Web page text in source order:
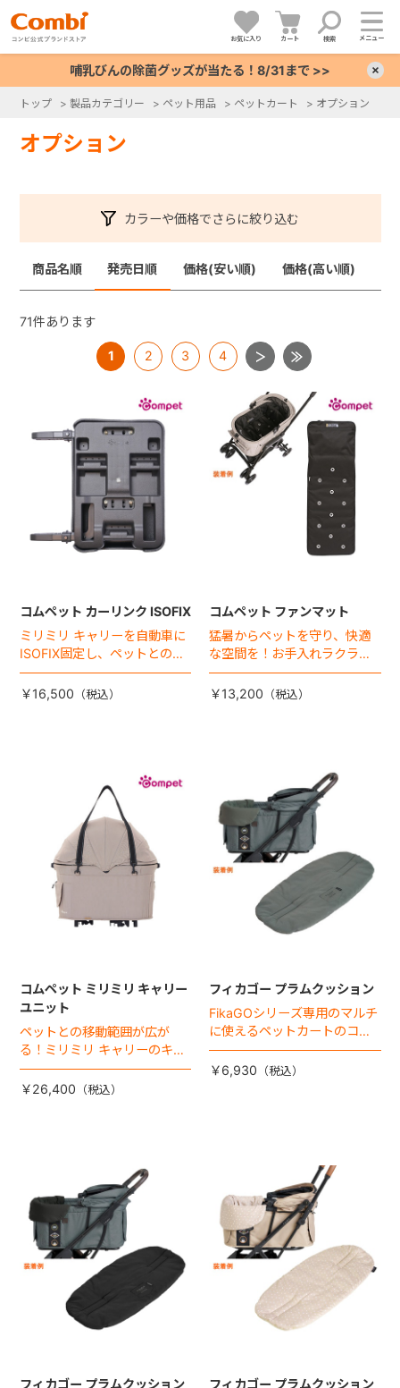
お気に入り カート 検索 メニュー
哺乳びんの除菌グッズが当たる！8/31まで >>
トップ > 製品カテゴリー > ペット用品 > ペットカート > オプション
オプション
カラーや価格でさらに絞り込む
商品名順 発売日順 価格(安い順) 価格(高い順)
71件あります
1 2 3 4
コムペット カーリンク ISOFIX
ミリミリ キャリーを自動車に
ISOFIX固定し、ペットとの車
移動をカンタン・快適に！
￥16,500
コムペット ファンマット
猛暑からペットを守り、快適
な空間を！お手入れラクラク
な「ファンマット」が登場！
￥13,200
コムペット ミリミリ キャリー
ユニット
ペットとの移動範囲が広が
る！ミリミリ キャリーのキャ
リー部単品が登場！
￥26,400
フィカゴー プラムクッション
FikaGOシリーズ専用のマルチ
に使えるペットカートのコー
ナークッション登場。
￥6,930
フィカゴー プラムクッション
フィカゴー プラムクッション